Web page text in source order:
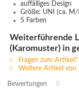
auffälliges Design
Größe: UNI (ca. M/
5 Farben
Weiterführende
(Karomuster) in
Fragen zum Artikel?
Weitere Artikel von
Bewertungen 0